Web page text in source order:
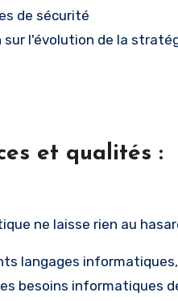
de sécurité
sur l'évolution de la
et qualités :
ne laisse rien au
langages
besoins informatiques